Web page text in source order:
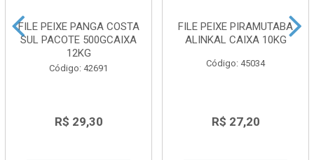
FILE PEIXE PANGA COSTA
SUL PACOTE 500GCAIXA
12KG
Código: 42691
R$ 29,30
FILE PEIXE PIRAMUTABA
ALINKAL CAIXA 10KG
Código: 45034
R$ 27,20